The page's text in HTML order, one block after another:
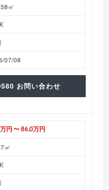
㎡
07/08
お問い合わせ
円 〜 86.0万円
㎡